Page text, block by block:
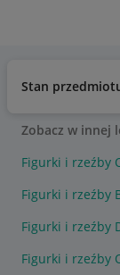
Stan
Zobacz w innej
Figurki i rzeźby
Figurki i rzeźby
Figurki i rzeźby
Figurki i rzeźby